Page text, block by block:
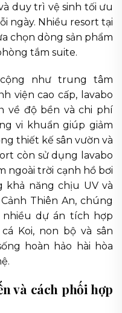
duy trì vệ sinh tối ưu
ngày. Nhiều resort tại
chọn dòng sản phẩm
tắm suite.
như trung tâm
viện cao cấp, lavabo
về độ bền và chi phí
vi khuẩn giúp giảm
thiết kế sân vườn và
còn sử dụng lavabo
ngoài trời cạnh hồ bơi
khả năng chịu UV và
Thiên An, chúng
dự án tích hợp
Koi, non bộ và sân
hoàn hảo hài hòa
và cách phối hợp